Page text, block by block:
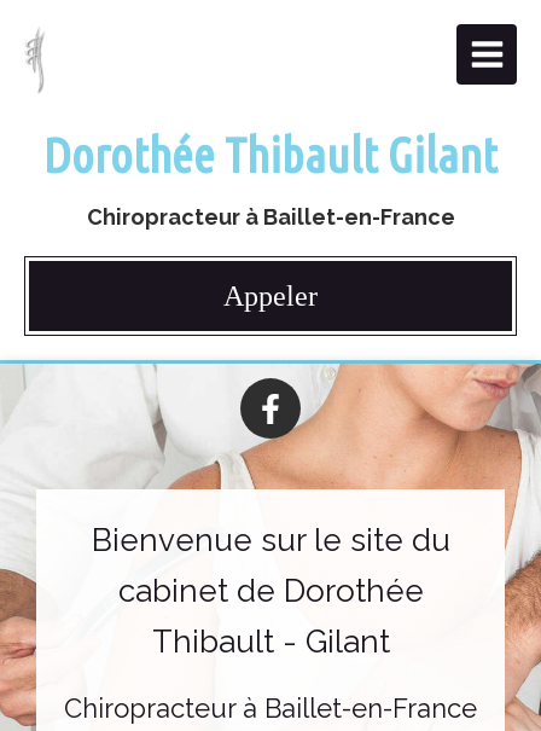
Dorothée Thibault Gilant
Chiropracteur à Baillet-en-France
Appeler
Bienvenue sur le site du
cabinet de Dorothée
Thibault - Gilant
Chiropracteur à Baillet-en-France